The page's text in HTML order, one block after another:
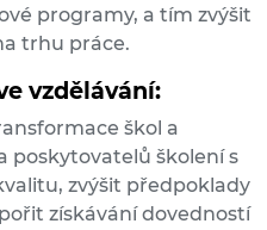
programy, a tím zvýšit
trhu práce.
vzdělávání:
škol a
poskytovatelů školení s
zvýšit předpoklady
získávání dovedností